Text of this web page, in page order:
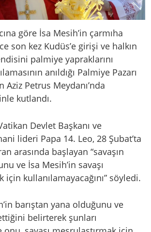
göre İsa Mesih’in çarmıha
son kez Kudüs’e girişi ve halkın
palmiye yapraklarını
anıldığı Palmiye Pazarı
Aziz Petrus Meydanı’nda
kutlandı.
Devlet Başkanı ve
lideri Papa 14. Leo, 28 Şubat’ta
arasında başlayan “savaşın
ve İsa Mesih’in savaşı
için kullanılamayacağını” söyledi.
barıştan yana olduğunu ve
belirterek şunları